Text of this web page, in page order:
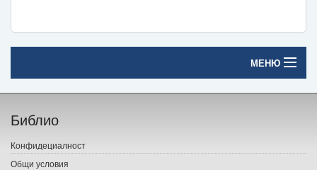
МЕНЮ
Начало
Печатни книги
Електронни книги
Библио
Конфидециалност
Общи условия